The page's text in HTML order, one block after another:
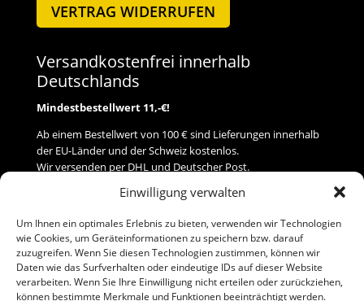
Einwilligung verwalten
Um Ihnen ein optimales Erlebnis zu bieten, verwenden wir Technologien
wie Cookies, um Geräteinformationen zu speichern bzw. darauf
zuzugreifen. Wenn Sie diesen Technologien zustimmen, können wir
Daten wie das Surfverhalten oder eindeutige IDs auf dieser Website
verarbeiten. Wenn Sie Ihre Einwilligung nicht erteilen oder zurückziehen,
können bestimmte Merkmale und Funktionen beeinträchtigt werden.
VERTRAG WIDERRUFEN
Versandkostenfrei innerhalb
Deutschlands
Mindestbestellwert 11,-€!
Ab einem Bestellwert von 100 € sind Lieferungen innerhalb
der EU-Länder und der Schweiz kostenlos.
Wir versenden per DHL und Deutscher Post.
Versand
Zahlung
Baumann Modellspielwaren